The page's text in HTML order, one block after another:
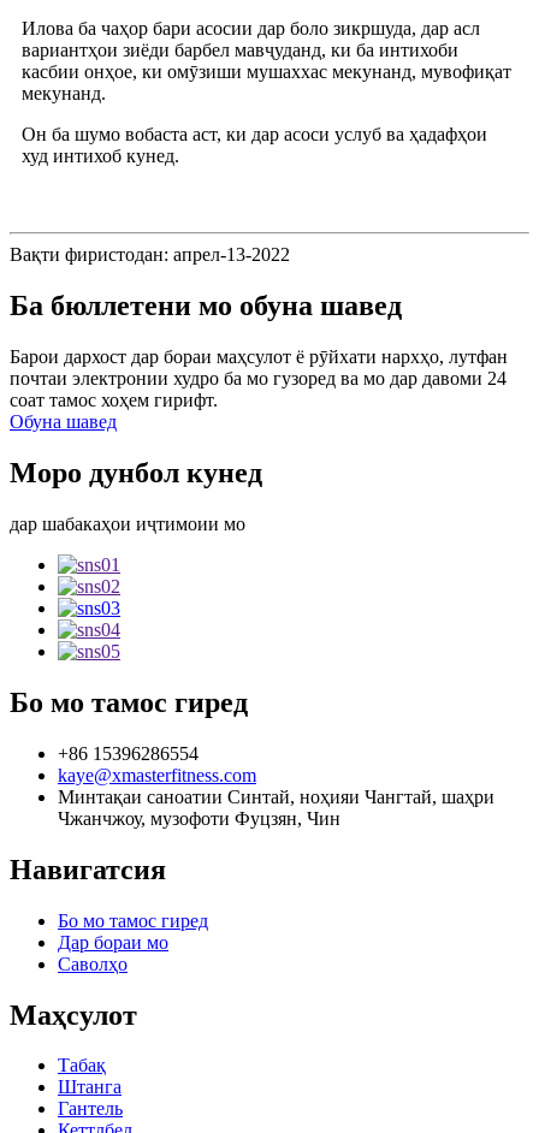
Илова ба чаҳор бари асосии дар боло зикршуда, дар асл
вариантҳои зиёди барбел мавҷуданд, ки ба интихоби
касбии онҳое, ки омӯзиши мушаххас мекунанд, мувофиқат
мекунанд.
Он ба шумо вобаста аст, ки дар асоси услуб ва ҳадафҳои
худ интихоб кунед.
Вақти фиристодан: апрел-13-2022
Ба бюллетени мо обуна шавед
Барои дархост дар бораи маҳсулот ё рӯйхати нархҳо, лутфан
почтаи электронии худро ба мо гузоред ва мо дар давоми 24
соат тамос хоҳем гирифт.
Обуна шавед
Моро дунбол кунед
дар шабакаҳои иҷтимоии мо
Бо мо тамос гиред
+86 15396286554
kaye@xmasterfitness.com
Минтақаи саноатии Синтай, ноҳияи Чангтай, шаҳри
Чжанчжоу, музофоти Фуцзян, Чин
Навигатсия
Бо мо тамос гиред
Дар бораи мо
Саволҳо
Маҳсулот
Табақ
Штанга
Гантель